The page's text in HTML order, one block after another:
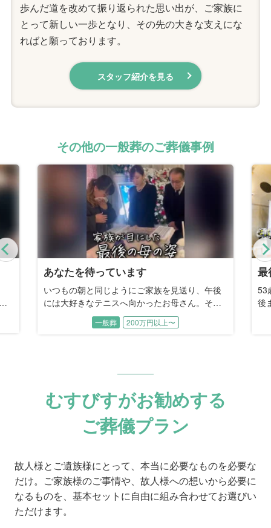
スタッフ紹介を見る
歩んだ道を改めて振り返られた思い出が、ご家族に
とって新しい一歩となり、その先の大きな支えにな
ればと願っております。
その他の一般葬のご葬儀事例
Previous
最後まで人のために
53歳というあまりに早い旅立ちでしたが、「最
後まで人のために生きた彼らしく送りたい」と
いうご家族の願いから、宗教にとらわれない無
宗教葬が選ばれました。
となりました。
一般葬 200万円以上〜
会
な
むすびすがお勧めする
ご葬儀プラン
故人様とご遺族様にとって、本当に必要なものを必要な
だけ。ご家族様のご事情や、故人様への想いから必要に
なるものを、基本セットに自由に組み合わせてお選びい
ただけます。